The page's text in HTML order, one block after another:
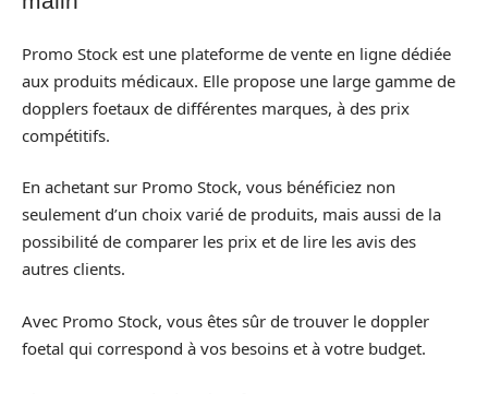
Promo Stock est une plateforme de vente en ligne dédiée
aux produits médicaux. Elle propose une large gamme de
dopplers foetaux de différentes marques, à des prix
compétitifs.
En achetant sur Promo Stock, vous bénéficiez non
seulement d’un choix varié de produits, mais aussi de la
possibilité de comparer les prix et de lire les avis des
autres clients.
Avec Promo Stock, vous êtes sûr de trouver le doppler
foetal qui correspond à vos besoins et à votre budget.